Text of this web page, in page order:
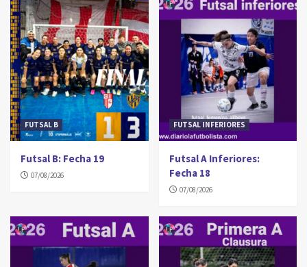
FUTSAL B
Futsal B: Fecha 19
07/08/2026
FUTSAL INFERIORES
Futsal A Inferiores:
Fecha 18
07/08/2026